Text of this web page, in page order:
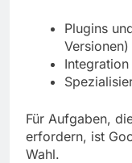
Plugins
Versionen)
Für Aufgaben,
erfordern, ist
Wahl.